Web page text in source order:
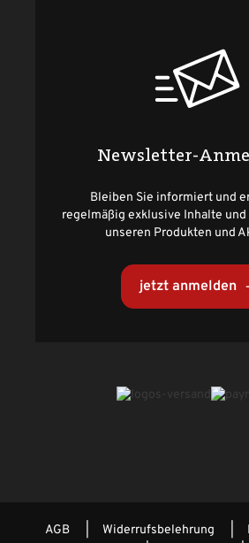
Newsletter-
Bleiben Sie informiert und
regelmäßig exklusive Inhalte
unseren Produkten und
jetzt anmelden
AGB Widerrufsbelehrung